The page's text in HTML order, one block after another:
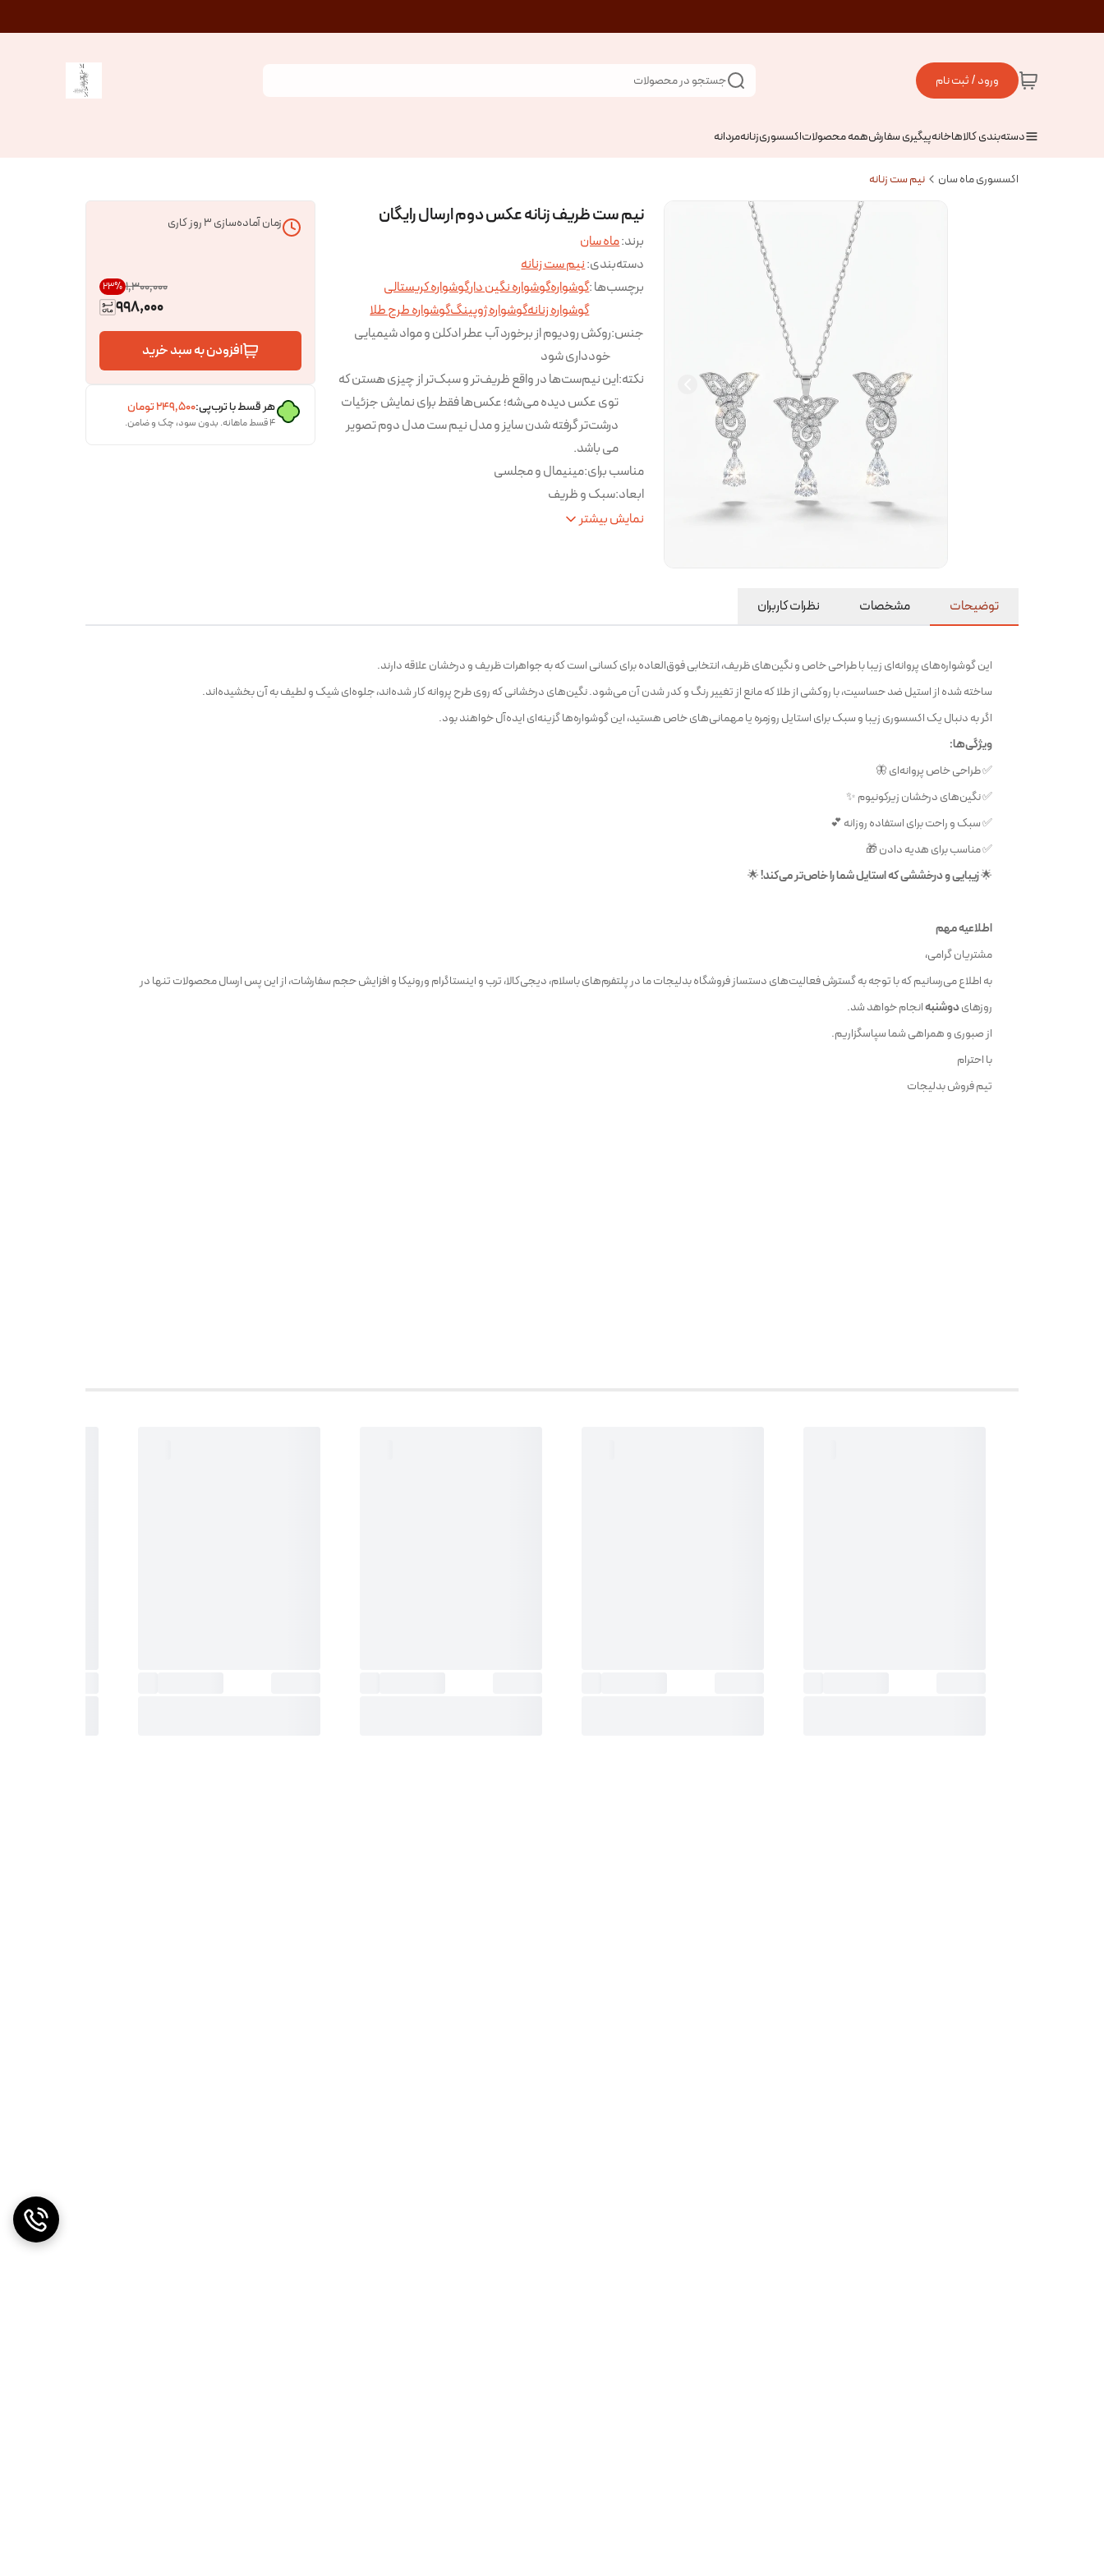
ورود / ثبت نام جستجو در محصولات
دسته‌بندی کالاهاخانهپیگیری سفارشهمه محصولاتاکسسوریزنانهمردانه
اکسسوری ماه سان نیم ست زنانه
نیم ست ظریف زنانه عکس دوم ارسال رایگان
برند:ماه سان
دسته‌بندی:نیم ست زنانه
برچسب‌ها :گوشوارهگوشواره نگین دارگوشواره کریستالی
گوشواره زنانهگوشواره ژوپینگگوشواره طرح طلا
جنس:روکش رودیوم از برخورد آب عطر ادکلن و مواد شیمیایی
خودداری شود
نکته:این نیم‌ست‌ها در واقع ظریف‌تر و سبک‌تر از چیزی هستن که
توی عکس دیده می‌شه؛ عکس‌ها فقط برای نمایش جزئیات
درشت‌تر گرفته شدن سایز و مدل نیم ست مدل دوم تصویر
می باشد.
مناسب برای:مینیمال و مجلسی
ابعاد:سبک و ظریف
نکات
از برخورد با مواد شیمیایی شوینده و آب خوددارینمایش بیشتر
زمان آماده‌سازی3روز کاری
۱٬۳۰۰٬۰۰۰ 23%
998,000
افزودن به سبد خرید
هر قسط با ترب‌پی:۲۴۹٬۵۰۰تومان
۴ قسط ماهانه. بدون سود، چک و ضامن.
توضیحات مشخصات نظرات کاربران
این گوشواره‌های پروانه‌ای زیبا با طراحی خاص و نگین‌های ظریف، انتخابی فوق‌العاده برای کسانی است که به جواهرات ظریف و درخشان علاقه دارند.
ساخته شده از استیل ضد حساسیت، با روکشی از طلا که مانع از تغییر رنگ و کدر شدن آن می‌شود. نگین‌های درخشانی که روی طرح پروانه کار شده‌اند، جلوه‌ای شیک و لطیف به آن بخشیده‌اند.
اگر به دنبال یک اکسسوری زیبا و سبک برای استایل روزمره یا مهمانی‌های خاص هستید، این گوشواره‌ها گزینه‌ای ایده‌آل خواهند بود.
ویژگی‌ها:
✅ طراحی خاص پروانه‌ای 🦋
✅ نگین‌های درخشان زیرکونیوم ✨
✅ سبک و راحت برای استفاده روزانه 💕
✅ مناسب برای هدیه دادن 🎁
🌟زیبایی و درخششی که استایل شما را خاص‌تر می‌کند!🌟
اطلاعیه مهم
مشتریان گرامی،
به اطلاع می‌رسانیم که با توجه به گسترش فعالیت‌های دستساز فروشگاه بدلیجات ما در پلتفرم‌های باسلام، دیجی‌کالا، ترب و اینستاگرام ورونیکا و افزایش حجم سفارشات، از این پس ارسال محصولات تنها در
روزهایدوشنبهانجام خواهد شد.
از صبوری و همراهی شما سپاسگزاریم.
با احترام
تیم فروش بدلیجات